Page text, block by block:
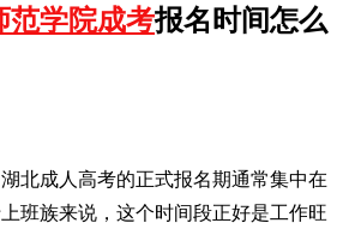
范学院成考报名时间怎么
北成人高考的正式报名期通常集中在
班族来说，这个时间段正好是工作旺